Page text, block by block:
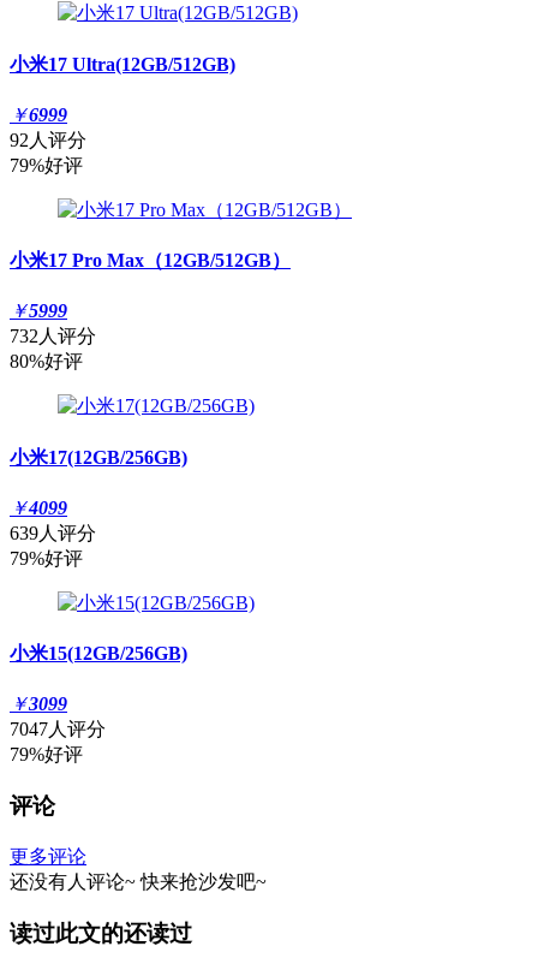
小米17 Ultra(12GB/512GB)
￥6999
92人评分
79%好评
小米17 Pro Max（12GB/512GB）
￥5999
732人评分
80%好评
小米17(12GB/256GB)
￥4099
639人评分
79%好评
小米15(12GB/256GB)
￥3099
7047人评分
79%好评
评论
更多评论
还没有人评论~ 快来抢沙发吧~
读过此文的还读过